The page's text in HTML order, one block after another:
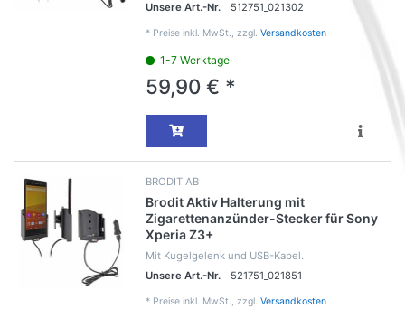
Unsere Art.-Nr.
512751_021302
* Preise inkl. MwSt., zzgl. Versandkosten
1-7 Werktage
59,90 € *
BRODIT AB
Brodit Aktiv Halterung mit
Zigarettenanzünder-Stecker für Sony
Xperia Z3+
Mit Kugelgelenk und USB-Kabel.
Unsere Art.-Nr.
521751_021851
* Preise inkl. MwSt., zzgl. Versandkosten